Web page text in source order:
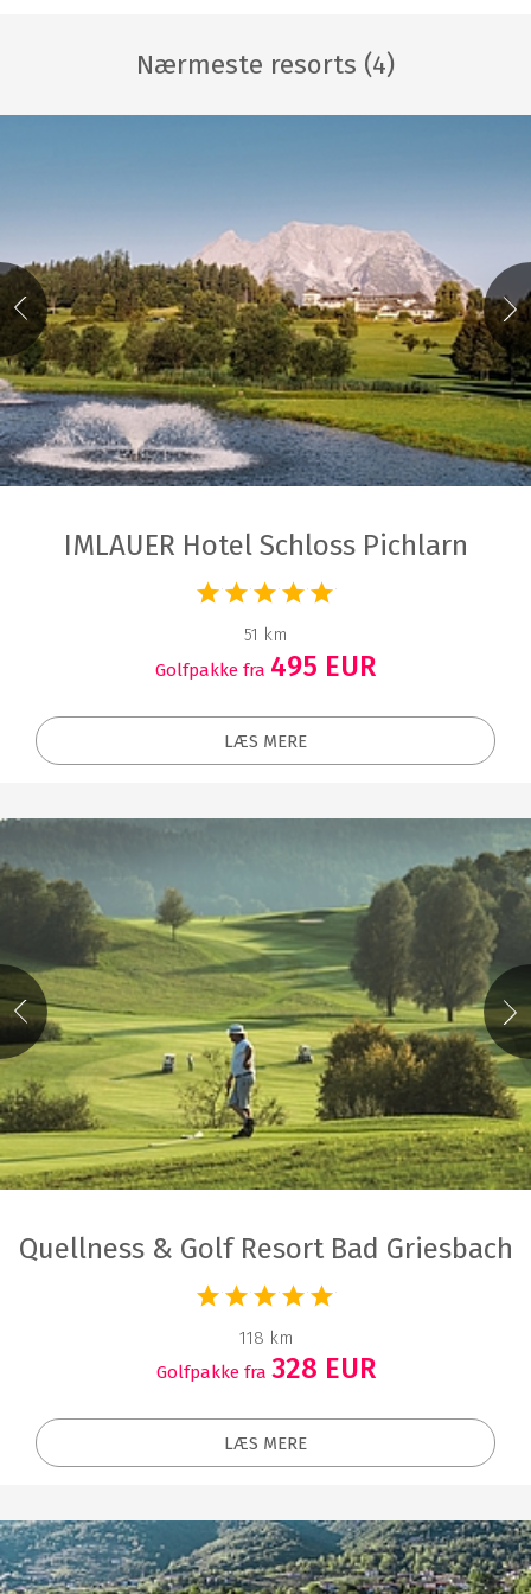
Nærmeste resorts (4)
IMLAUER Hotel Schloss Pichlarn
51 km
Golfpakke fra 495 EUR
LÆS MERE
Quellness & Golf Resort Bad Griesbach
118 km
Golfpakke fra 328 EUR
LÆS MERE